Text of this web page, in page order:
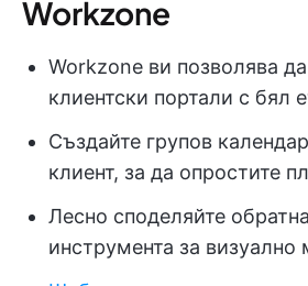
Workzone
Workzone ви позволява
клиентски портали с бял
Създайте групов
клиент, за да опростите
Лесно споделяйте
инструмента за визуално